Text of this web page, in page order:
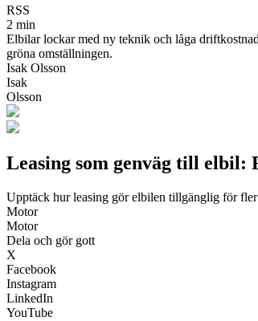
RSS
2 min
Elbilar lockar med ny teknik och låga
gröna omställningen.
Isak Olsson
Isak
Olsson
Leasing som genväg till
Upptäck hur leasing gör elbilen tillgänglig för
Motor
Motor
Dela och gör gott
X
Facebook
Instagram
LinkedIn
YouTube